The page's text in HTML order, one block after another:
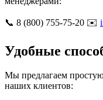
📞 8 (800) 755-75-20 ✉️
Удобные
Мы предлагаем
наших клиентов: